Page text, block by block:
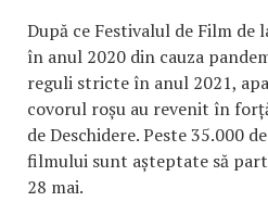
După ce Festivalul de Film de
în anul 2020 din cauza
reguli stricte în anul 2021,
covorul roșu au revenit în
de Deschidere. Peste 35.000
filmului sunt așteptate să
28 mai.